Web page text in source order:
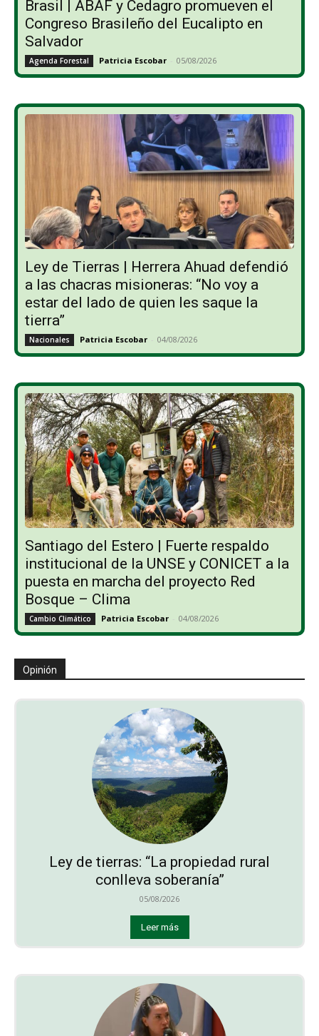
Brasil | ABAF y Cedagro promueven el
Congreso Brasileño del Eucalipto en
Salvador
Agenda Forestal Patricia Escobar - 05/08/2026
Ley de Tierras | Herrera Ahuad defendió
a las chacras misioneras: “No voy a
estar del lado de quien les saque la
tierra”
Nacionales Patricia Escobar - 04/08/2026
Santiago del Estero | Fuerte respaldo
institucional de la UNSE y CONICET a la
puesta en marcha del proyecto Red
Bosque – Clima
Cambio Climático Patricia Escobar - 04/08/2026
Opinión
Ley de tierras: “La propiedad rural
conlleva soberanía”
05/08/2026
Leer más